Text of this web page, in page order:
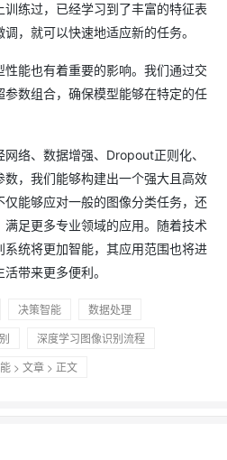
练过，已经学习到了丰富的特征表
，就可以快速地适应新的任务。
能也有着重要的影响。我们通过交
数组合，确保模型能够在特定的任
络、数据增强、Dropout正则化、
，我们能够构建出一个强大且高效
能够应对一般的图像分类任务，还
足更多专业领域的应用。随着技术
统将更加智能，其应用范围也将进
带来更多便利。
决策智能
数据处理
深度学习图像识别流程
> 文章 > 正文